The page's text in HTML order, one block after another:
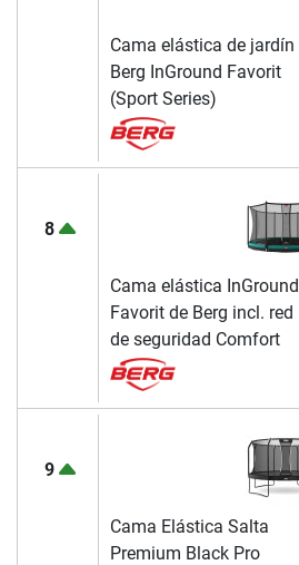
Cama elástica de jardín
Berg InGround Favorit
(Sport Series)
8
Cama elástica InGround
Favorit de Berg incl. red
de seguridad Comfort
9
Cama Elástica Salta
Premium Black Pro